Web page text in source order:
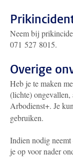
Neem bij
071 527 8015.
Overige
Heb je te maken
(lichte)
Arbodienst+. Je
gebruiken.
Indien nodig neemt
je op voor nader